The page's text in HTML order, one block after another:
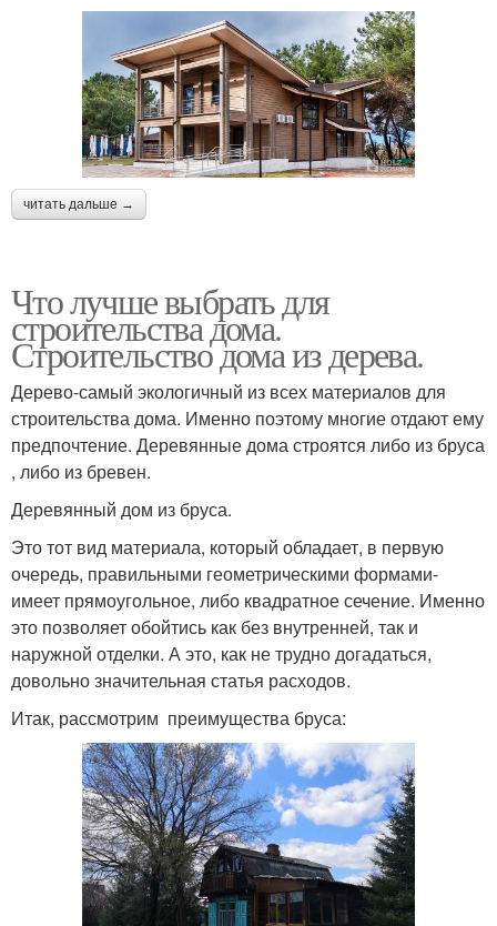
читать дальше →
Что лучше выбрать для
строительства дома.
Строительство дома из дерева.
Дерево-самый экологичный из всех материалов для
строительства дома. Именно поэтому многие отдают ему
предпочтение. Деревянные дома строятся либо из бруса
, либо из бревен.
Деревянный дом из бруса.
Это тот вид материала, который обладает, в первую
очередь, правильными геометрическими формами-
имеет прямоугольное, либо квадратное сечение. Именно
это позволяет обойтись как без внутренней, так и
наружной отделки. А это, как не трудно догадаться,
довольно значительная статья расходов.
Итак, рассмотрим преимущества бруса: